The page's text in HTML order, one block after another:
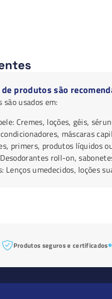
produtos são
são usados em:
Cremes, loções, géis,
máscaras
primers, produtos líquidos
roll-on,
Lenços umedecidos, loções
Produtos seguros e certificados